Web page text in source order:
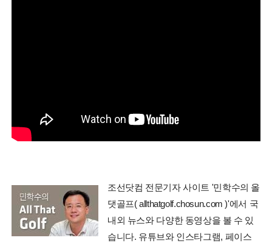
조선닷컴 전문기자 사이트 '민학수의 올
댓골프( allthatgolf.chosun.com )'에서 국
내외 뉴스와 다양한 동영상을 볼 수 있
습니다. 유튜브와 인스타그램, 페이스